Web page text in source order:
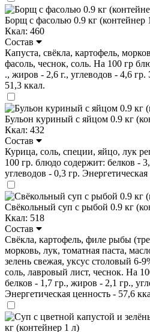
Борщ с фасолью 0.9 кг (контейнер
Ккал: 460
Состав
Капуста, свёкла, картофель,
фасоль, чеснок, соль. На 100 гр
., жиров - 2,6 г., углеводов - 4,6 гр.
51,3 ккал.
Бульон куриный с яйцом 0.9 кг
Ккал: 432
Состав
Курица, соль, специи, яйцо, лук
100 гр. блюдо содержит: белков -
углеводов - 0,3 гр.
Свёкольный суп с рыбой 0.9 кг
Ккал: 518
Состав
Свёкла, картофель, филе рыбы
морковь, лук, томатная паста,
зелень свежая, уксус столовый 6-
соль, лавровый лист, чеснок. На
белков - 1,7 гр., жиров - 2,1 гр.,
Энергетическая ценность - 57,6